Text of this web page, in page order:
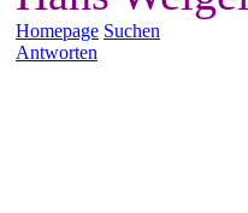
Homepage Suchen
Antworten